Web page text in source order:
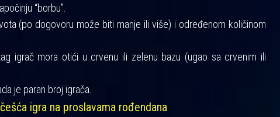
“borbu”.
(po dogovoru može biti manje ili više) i određenom količinom
igrač mora otići u crvenu ili zelenu bazu (ugao sa crvenim ili
je paran broj igrača.
igra na proslavama rođendana